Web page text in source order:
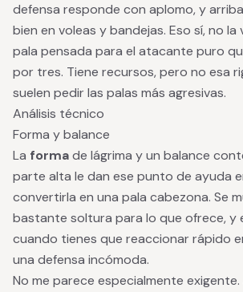
defensa responde con aplomo, y
bien en voleas y bandejas. Eso sí, no la
pala pensada para el atacante puro
por tres. Tiene recursos, pero no esa
suelen pedir las palas más agresivas.
Análisis técnico
Forma y balance
La formade lágrima y un balance
parte alta le dan ese punto de ayuda
convertirla en una pala cabezona. Se
bastante soltura para lo que ofrece, y
cuando tienes que reaccionar rápido
una defensa incómoda.
No me parece especialmente